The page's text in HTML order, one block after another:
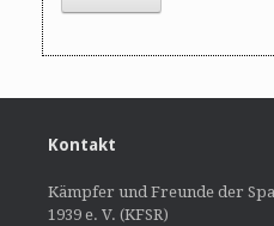
Kontakt
Kämpfer und Freunde der
1939 e. V. (KFSR)